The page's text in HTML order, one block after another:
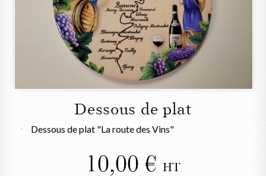
Dessous de plat
Dessous de plat "La route des Vins"
10,00 HT